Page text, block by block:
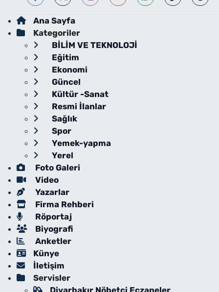
Ana Sayfa
Kategoriler
BİLİM VE TEKNOLOJİ
Eğitim
Ekonomi
Güncel
Kültür -Sanat
Resmi İlanlar
Sağlık
Spor
Yemek-yapma
Yerel
Foto Galeri
Video
Yazarlar
Firma Rehberi
Röportaj
Biyografi
Anketler
Künye
İletişim
Servisler
Diyarbakır Nöbetçi Eczaneler